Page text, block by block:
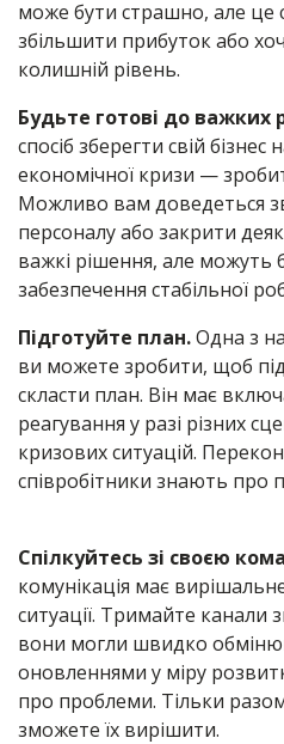
може бути страшно, але
збільшити прибуток або
колишній рівень.
Будьте готові до важких
спосіб зберегти свій бізнес
економічної кризи —
Можливо вам доведеться
персоналу або закрити
важкі рішення, але можуть
забезпечення стабільної
Підготуйте план.Одна з
ви можете зробити, щоб
скласти план. Він має
реагування у разі різних
кризових ситуацій.
співробітники знають про
Спілкуйтесь зі своєю
комунікація має
ситуації. Тримайте канали
вони могли швидко
оновленнями у міру
про проблеми. Тільки
зможете їх вирішити.